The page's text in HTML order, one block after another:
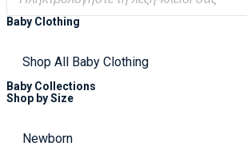
Baby Clothing
Shop All Baby Clothing
Baby Collections
Shop by Size
Newborn